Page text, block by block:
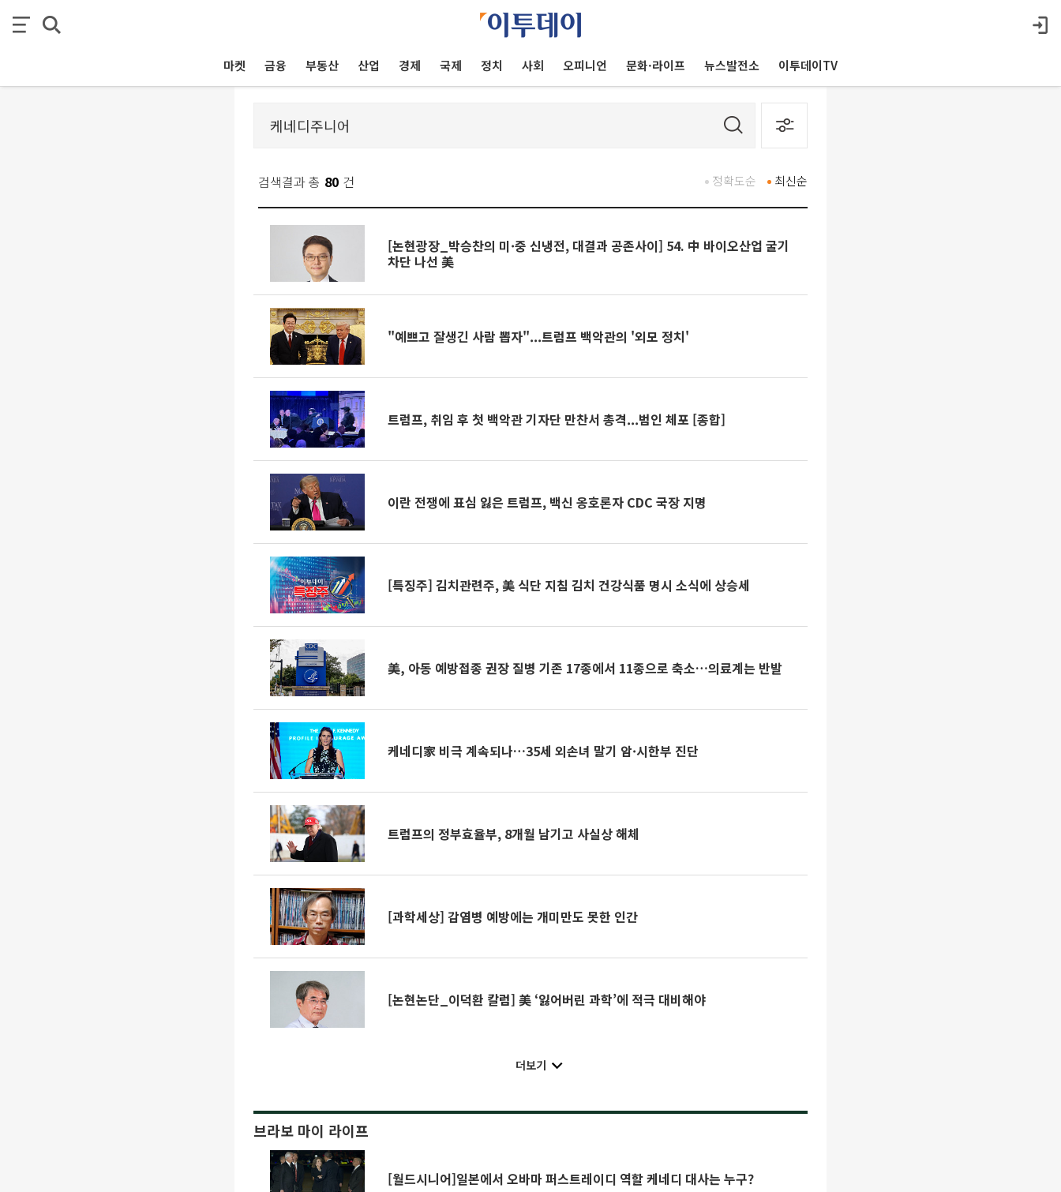
마켓 금융 부동산 산업 경제 국제 정치 사회 오피니언 문화·라이프 뉴스발전소 이투데이TV
검색결과 총 80 건 최신순
정확도순
[논현광장_박승찬의 미·중 신냉전, 대결과 공존사이] 54. 中 바이오산업 굴기
차단 나선 美
"예쁘고 잘생긴 사람 뽑자"...트럼프 백악관의 '외모 정치'
트럼프, 취임 후 첫 백악관 기자단 만찬서 총격...범인 체포 [종합]
이란 전쟁에 표심 잃은 트럼프, 백신 옹호론자 CDC 국장 지명
[특징주] 김치관련주, 美 식단 지침 김치 건강식품 명시 소식에 상승세
美, 아동 예방접종 권장 질병 기존 17종에서 11종으로 축소…의료계는 반발
케네디家 비극 계속되나…35세 외손녀 말기 암·시한부 진단
트럼프의 정부효율부, 8개월 남기고 사실상 해체
[과학세상] 감염병 예방에는 개미만도 못한 인간
[논현논단_이덕환 칼럼] 美 ‘잃어버린 과학’에 적극 대비해야
더보기
브라보 마이 라이프
[월드시니어]일본에서 오바마 퍼스트레이디 역할 케네디 대사는 누구?